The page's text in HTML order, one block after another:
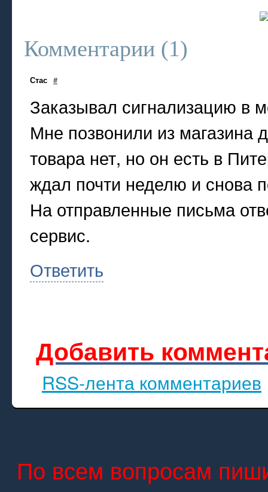
Комментарии (1)
Стас #
Заказывал сигнализацию в
Мне позвонили из магазина
товара нет, но он есть в
ждал почти неделю и снова
На отправленные письма
сервис.
Ответить
Добавить
RSS-лента комментариев
По всем вопросам